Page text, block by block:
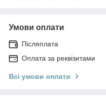
Умови оплати
Післяплата
Оплата за реквізитами
Всі умови оплати